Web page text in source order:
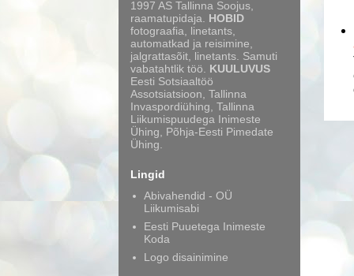
1997 AS Tallinna Soojus,
raamatupidaja. HOBID
fotograafia, linetants,
automatkad ja reisimine,
jalgrattasõit, linetants. Samuti
vabatahtlik töö. KUULUVUS
Eesti Sotsiaaltöö
Assotsiatsioon, Tallinna
Invaspordiühing, Tallinna
Liikumispuudega Inimeste
Ühing, Põhja-Eesti Pimedate
Ühing.
Lingid
Abivahendid - OÜ
Liikumisabi
Eesti Puuetega Inimeste
Koda
Logo disainimine